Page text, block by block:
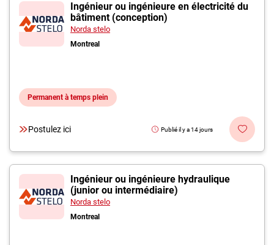
Ingénieur ou ingénieure en électricité du
bâtiment (conception)
Norda stelo
Montreal
Permanent à temps plein
Postulez ici Publié il y a 14 jours
Ingénieur ou ingénieure hydraulique
(junior ou intermédiaire)
Norda stelo
Montreal